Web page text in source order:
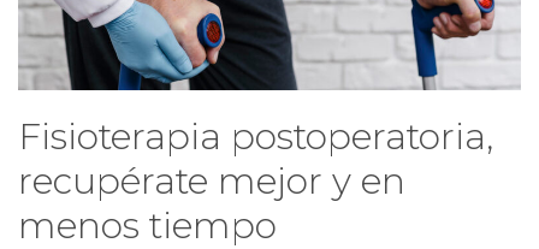
Fisioterapia postoperatoria,
recupérate mejor y en
menos tiempo